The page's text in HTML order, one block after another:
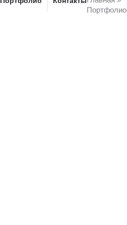
Портфолио